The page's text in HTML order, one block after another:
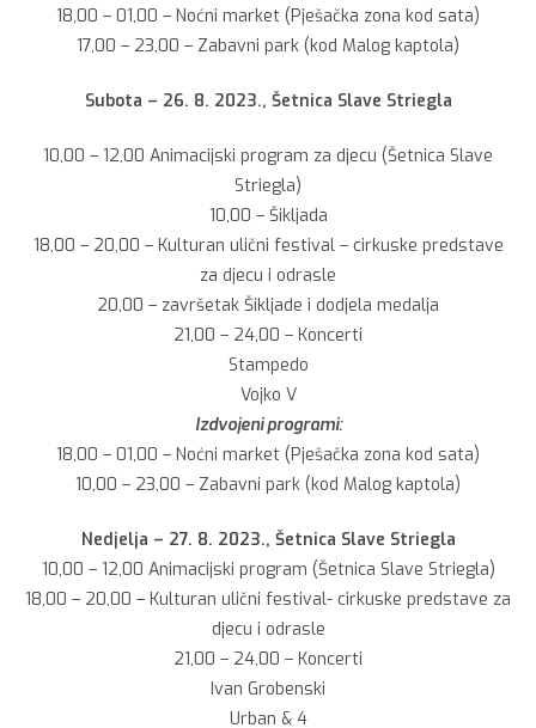
18,00 – 01,00 – Noćni market (Pješačka zona kod sata)
17,00 – 23,00 – Zabavni park (kod Malog kaptola)
Subota – 26. 8. 2023., Šetnica Slave Striegla
10,00 – 12,00 Animacijski program za djecu (Šetnica Slave
Striegla)
10,00 – Šikljada
18,00 – 20,00 – Kulturan ulični festival – cirkuske predstave
za djecu i odrasle
20,00 – završetak Šikljade i dodjela medalja
21,00 – 24,00 – Koncerti
Stampedo
Vojko V
Izdvojeni programi:
18,00 – 01,00 – Noćni market (Pješačka zona kod sata)
10,00 – 23,00 – Zabavni park (kod Malog kaptola)
Nedjelja – 27. 8. 2023., Šetnica Slave Striegla
10,00 – 12,00 Animacijski program (Šetnica Slave Striegla)
18,00 – 20,00 – Kulturan ulični festival- cirkuske predstave za
djecu i odrasle
21,00 – 24,00 – Koncerti
Ivan Grobenski
Urban & 4